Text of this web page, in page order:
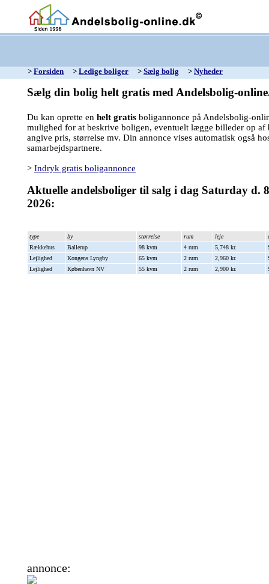
> Forsiden > Ledige boliger > Sælg bolig > Nyheder
Sælg din bolig helt gratis med Andelsbolig-
Du kan oprette en helt gratis boligannonce på Andelsbolig-
mulighed for at beskrive boligen, eventuelt lægge billeder op af
angive pris, størrelse mv. Din annonce vises automatisk også
samarbejdspartnere.
> Indryk gratis boligannonce
Aktuelle andelsboliger til salg i dag Saturday d.
2026:
type by størrelse rum leje
Rækkehus
Ballerup 98 kvm 4 rum 5,748 kr.
Lejlighed
Kongens Lyngby 65 kvm 2 rum 2,960 kr.
Lejlighed
København NV 55 kvm 2 rum 2,900 kr.
annonce: